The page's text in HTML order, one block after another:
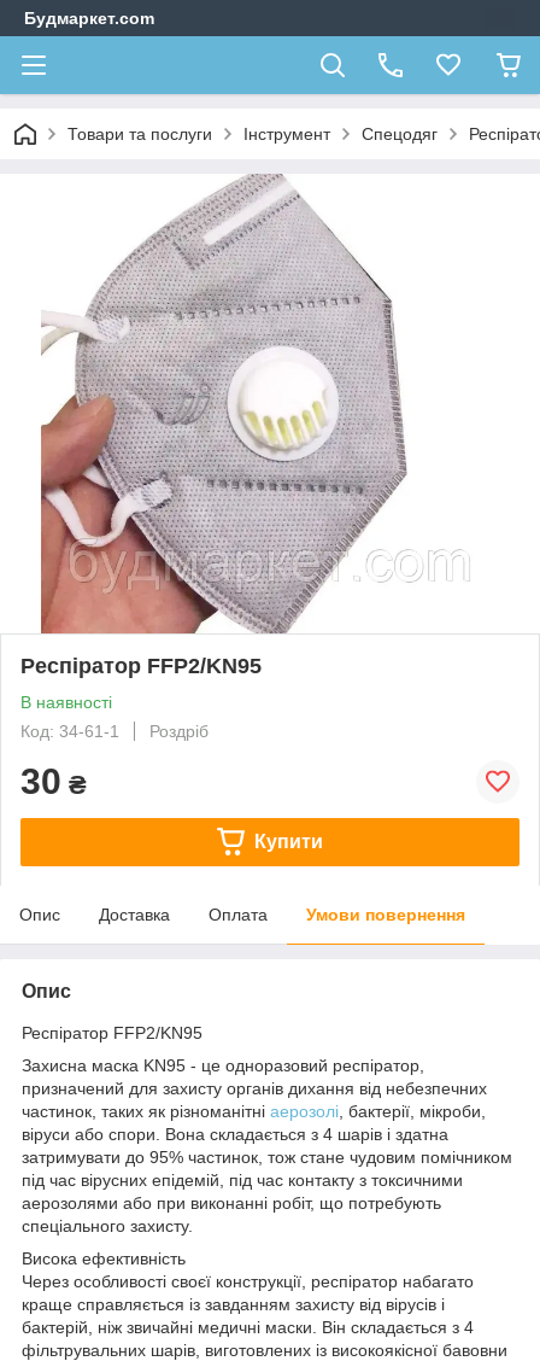
Будмаркет.com
Товари та послуги Інструмент Спецодяг
Респіратор FFP2/KN95
В наявності
Код: 34-61-1
Роздріб
30 ₴
Купити
Опис Доставка Оплата Умови повернення
Опис
Респіратор FFP2/KN95
Захисна маска KN95 - це одноразовий респіратор,
призначений для захисту органів дихання від небезпечних
частинок, таких як різноманітні аерозолі , бактерії, мікроби,
віруси або спори. Вона складається з 4 шарів і здатна
затримувати до 95% частинок, тож стане чудовим помічником
під час вірусних епідемій, під час контакту з токсичними
аерозолями або при виконанні робіт, що потребують
спеціального захисту.
Висока ефективність
Через особливості своєї конструкції, респіратор набагато
краще справляється із завданням захисту від вірусів і
бактерій, ніж звичайні медичні маски. Він складається з 4
фільтрувальних шарів, виготовлених із високоякісної бавовни